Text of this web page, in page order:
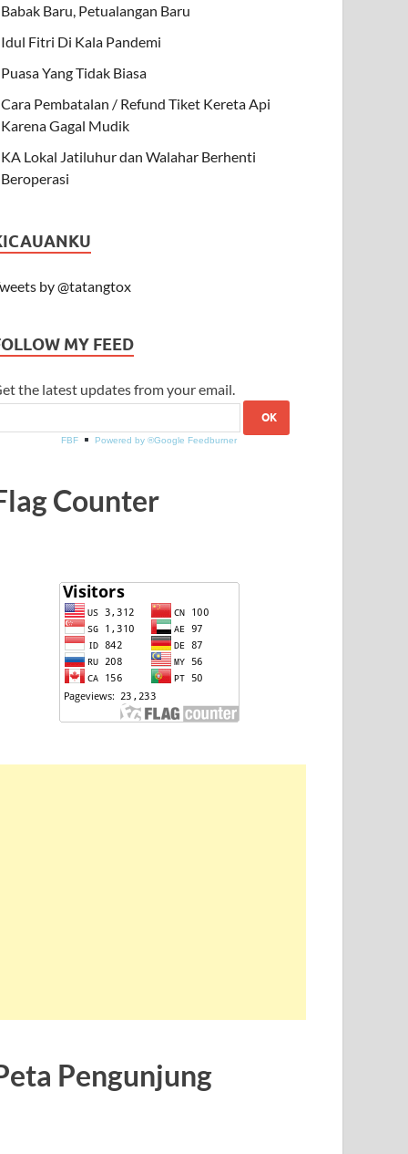
Babak Baru, Petualangan Baru
Idul Fitri Di Kala Pandemi
Puasa Yang Tidak Biasa
Cara Pembatalan / Refund Tiket Kereta Api
Karena Gagal Mudik
KA Lokal Jatiluhur dan Walahar Berhenti
Beroperasi
by @tatangtox
MY FEED
the latest updates from your email.
FBF Powered by ®Google Feedburner
Counter
Pengunjung